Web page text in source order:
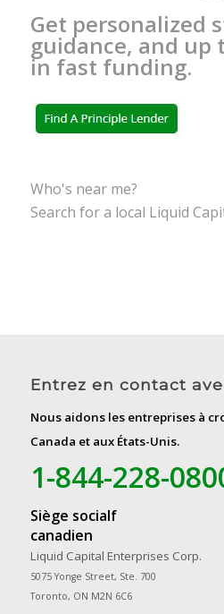
Get personalized
guidance, and up
in fast funding.
Who's near me?
Search for a local Liquid
Entrez en contact
Nous aidons les entreprises à
Canada et aux États-Unis.
1-844-228-
Siège socialf
canadien
Liquid Capital Enterprises Corp.
5075 Yonge Street, Ste. 700
Toronto, ON M2N 6C6